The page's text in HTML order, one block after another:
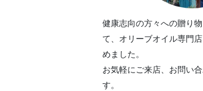
健康志向の方々への贈り
て、オリーブオイル専門
めました。
お気軽にご来店、お問い
す。